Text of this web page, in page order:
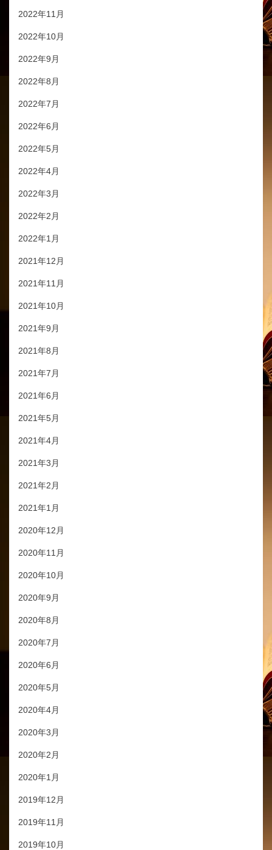
2022年11月
2022年10月
2022年9月
2022年8月
2022年7月
2022年6月
2022年5月
2022年4月
2022年3月
2022年2月
2022年1月
2021年12月
2021年11月
2021年10月
2021年9月
2021年8月
2021年7月
2021年6月
2021年5月
2021年4月
2021年3月
2021年2月
2021年1月
2020年12月
2020年11月
2020年10月
2020年9月
2020年8月
2020年7月
2020年6月
2020年5月
2020年4月
2020年3月
2020年2月
2020年1月
2019年12月
2019年11月
2019年10月